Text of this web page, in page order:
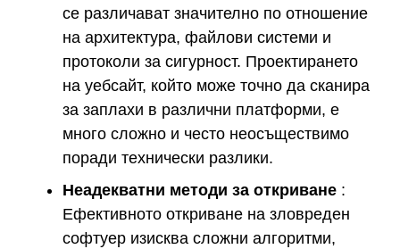
се различават значително по отношение
на архитектура, файлови системи и
протоколи за сигурност. Проектирането
на уебсайт, който може точно да сканира
за заплахи в различни платформи, е
много сложно и често неосъществимо
поради технически разлики.
Неадекватни методи за откриване :
Ефективното откриване на зловреден
софтуер изисква сложни алгоритми,